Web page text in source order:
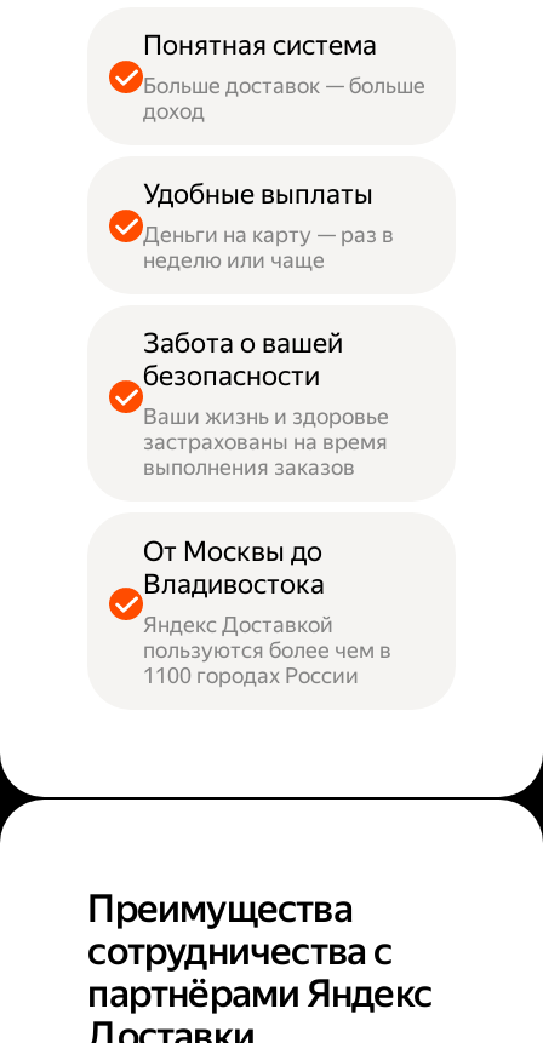
Понятная система
Больше доставок — больше
доход
Удобные выплаты
Деньги на карту — раз в
неделю или чаще
Забота о вашей
безопасности
Ваши жизнь и здоровье
застрахованы на время
выполнения заказов
От Москвы до
Владивостока
Яндекс Доставкой
пользуются более чем в
1100 городах России
Преимущества
сотрудничества с
партнёрами Яндекс